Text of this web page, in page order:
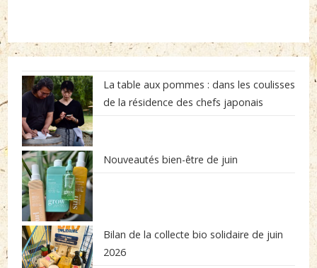
La table aux pommes : dans les coulisses
de la résidence des chefs japonais
Nouveautés bien-être de juin
Bilan de la collecte bio solidaire de juin
2026